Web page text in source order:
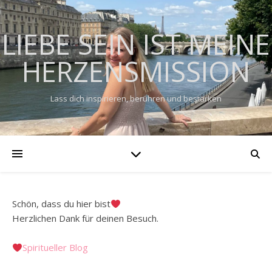
LIEBE SEIN IST MEINE
HERZENSMISSION
Lass dich inspirieren, berühren und bestärken
Schön, dass du hier bist
Herzlichen Dank für deinen Besuch.
Spiritueller Blog